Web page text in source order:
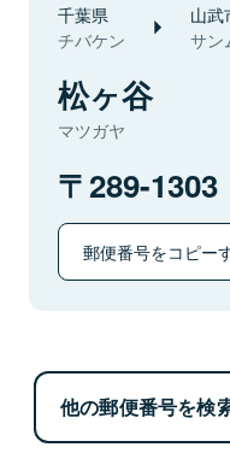
千葉県
チバケン
山武
サン
松ヶ谷
マツガヤ
289-1303
郵便番号をコピー
他の郵便番号を検